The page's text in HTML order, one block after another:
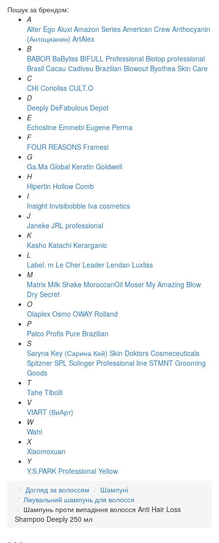
Пошук за брендом:
A
Alter Ego Aluxi Amazon Series American Crew Anthocyanin
(Антоцианин) ArtAlex
B
BABOR BaByliss BIFULL Professional Biotop professional
Brasil Cacau Сadiveu Brazilian Blowout Byothea Skin Care
C
CHI Corioliss CULT.O
D
Deeply DeFabulous Depot
E
Echosline Emmebi Eugene Perma
F
FOUR REASONS Framesi
G
Ga.Ma Global Keratin Goldwell
H
Hipertin Hollow Comb
I
Insight Invisibobble Iva cosmetics
J
Janeke JRL professional
K
Kasho Katachi Kerarganic
L
Label. m Le Cher Leader Lendan Luxliss
M
Matrix Milk Shake MoroccanOil Moser My Amazing Blow
Dry Secret
O
Olaplex Osmo OWAY Rolland
P
Palco Profis Pure Brazilian
S
Saryna Key (Сарина Кей) Skin Doktors Cosmeceuticals
Spitzner SPL Solinger Professional line STMNT Grooming
Goods
T
Tahe Tibolli
V
VIART (ВиАрт)
W
Wahl
X
Xiaomoxuan
Y
Y.S.PARK Professional Yellow
Догляд за волоссям
Шампуні
Лікувальний шампунь для волосся
Шампунь проти випадіння волосся Anti Hair Loss
Shampoo Deeply 250 мл